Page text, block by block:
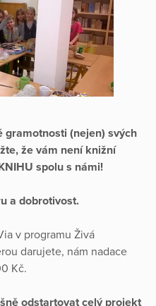
gramotnosti (nejen) svých
že vám není knižní
spolu s námi!
a dobrotivost.
v programu Živá
darujete, nám nadace
Kč.
odstartovat celý projekt